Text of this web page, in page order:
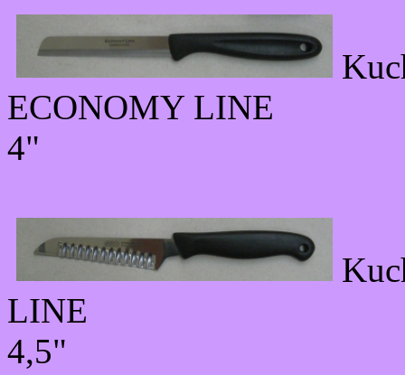
ECONOMY LINE
4"
LINE
4,5"